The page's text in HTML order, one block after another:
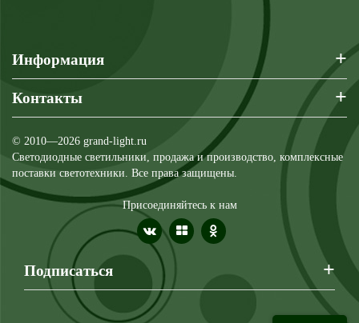
Информация +
Контакты +
© 2010—2026 grand-light.ru
Светодиодные светильники, продажа и производство, комплексные
поставки светотехники. Все права защищены.
Присоединяйтесь к нам
Подписаться +